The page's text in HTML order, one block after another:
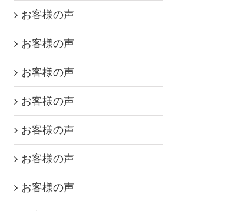
お客様の声
お客様の声
お客様の声
お客様の声
お客様の声
お客様の声
お客様の声